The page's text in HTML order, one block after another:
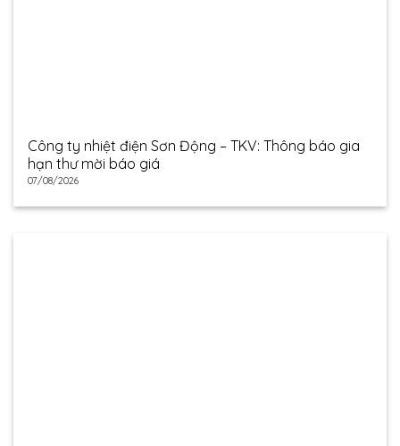
Công ty nhiệt điện Sơn Động – TKV: Thông báo gia
hạn thư mời báo giá
07/08/2026